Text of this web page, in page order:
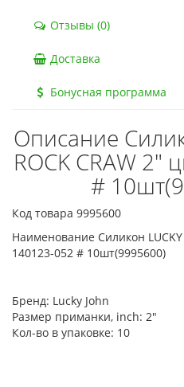
Отзывы (0)
Доставка
Бонусная программа
Описание
ROCK CRAW 2"
#
Код товара 9995600
Наименование Силикон LUCKY
140123-052 # 10шт(9995600)
Бренд: Lucky John
Размер приманки, inch: 2"
Кол-во в упаковке: 10